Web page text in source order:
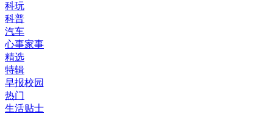
科玩
科普
汽车
心事家事
精选
特辑
早报校园
热门
生活贴士